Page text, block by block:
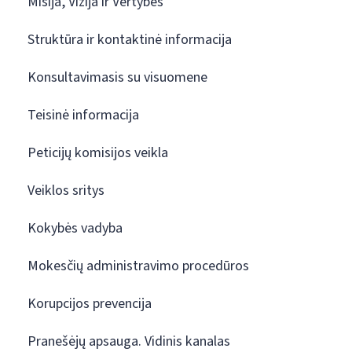
Struktūra ir kontaktinė informacija
Konsultavimasis su visuomene
Teisinė informacija
Peticijų komisijos veikla
Veiklos sritys
Kokybės vadyba
Mokesčių administravimo procedūros
Korupcijos prevencija
Pranešėjų apsauga. Vidinis kanalas